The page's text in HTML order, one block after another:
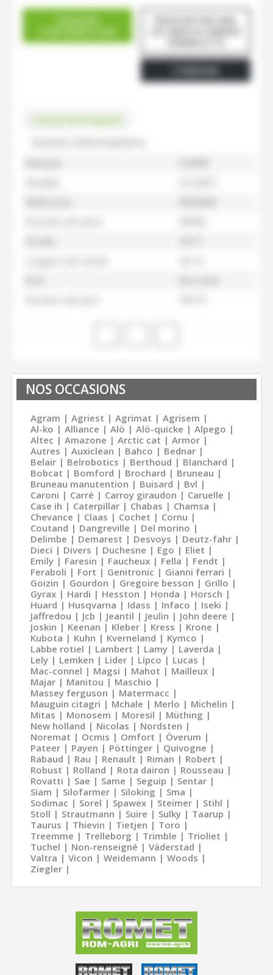
Caractéristiques
NOS OCCASIONS
Agram Agriest Agrimat
Agrisem
Al-ko
Alliance Alö Alö-quicke
Alpego
Altec
Amazone Arctic cat
Armor
Autres
Auxiclean Bahco
Bednar
Belair
Belrobotics Berthoud
Blanchard
Bobcat
Bomford Brochard
Bruneau
Bruneau manutention
Buisard
Bvl
Caroni
Carré Carroy giraudon
Caruelle
Case ih
Caterpillar Chabas
Chamsa
Chevance
Claas Cochet
Cornu
Coutand
Dangreville
Del morino
Delimbe
Demarest Desvoys
Deutz-fahr
Dieci
Divers Duchesne Ego
Eliet
Emily
Faresin Faucheux Fella
Fendt
Feraboli
Fort Genitronic
Gianni ferrari
Goizin
Gourdon Gregoire besson
Grillo
Gyrax
Hardi Hesston Honda
Horsch
Huard
Husqvarna Idass Infaco
Iseki
Jaffredou
Jcb Jeantil Jeulin
John deere
Joskin
Keenan Kleber Kress
Krone
Kubota
Kuhn Kverneland
Kymco
Labbe rotiel
Lambert Lamy
Laverda
Lely
Lemken Lider Lipco
Lucas
Mac-connel
Magsi Mahot
Mailleux
Majar
Manitou
Maschio
Massey ferguson
Matermacc
Mauguin citagri
Mchale Merlo
Michelin
Mitas
Monosem Moresil
Müthing
New holland
Nicolas
Nordsten
Noremat
Ocmis Omfort
Överum
Pateer
Payen Pöttinger
Quivogne
Rabaud
Rau Renault Riman
Robert
Robust
Rolland Rota dairon
Rousseau
Rovatti
Sae Same Seguip
Sentar
Siam
Silofarmer Siloking
Sma
Sodimac
Sorel Spawex Steimer
Stihl
Stoll
Strautmann Suire Sulky
Taarup
Taurus
Thievin Tietjen
Toro
Treemme
Trelleborg Trimble
Trioliet
Tuchel
Non-renseigné
Väderstad
Valtra
Vicon Weidemann
Woods
Ziegler